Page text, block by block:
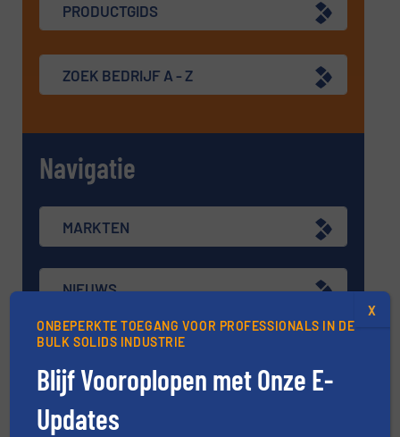
PRODUCTGIDS
ZOEK BEDRIJF A - Z
Navigatie
MARKTEN
NIEUWS
TECHNIEK ZONES
VRAAG DE EXPERT
ONBEPERKTE TOEGANG VOOR PROFESSIONALS IN DE
BULK SOLIDS INDUSTRIE
Blijf Vooroplopen met Onze E-
Updates
X